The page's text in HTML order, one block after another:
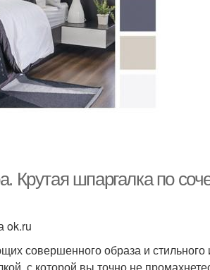
Крутая шпаргалка по
ok.ru
совершенного образа и стильного